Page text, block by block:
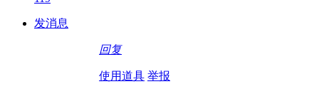
发消息
回复
使用道具 举报